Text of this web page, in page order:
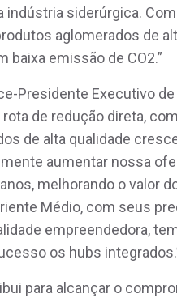
indústria siderúrgica.
aglomerados de
baixa emissão de CO2.”
Presidente Executivo
de redução direta,
de alta qualidade
aumentar nossa
melhorando o valor
Médio, com seus
empreendedora,
os hubs
para alcançar o